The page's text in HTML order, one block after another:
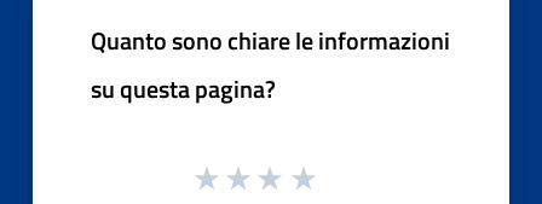
Quanto sono chiare le informazioni
su questa pagina?